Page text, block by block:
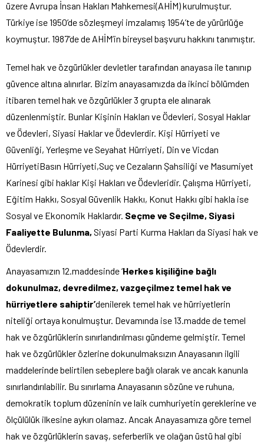
üzere Avrupa İnsan Hakları Mahkemesi(AHİM) kurulmuştur.
Türkiye ise 1950’de sözleşmeyi imzalamış 1954’te de yürürlüğe
koymuştur. 1987’de de AHİM’in bireysel başvuru hakkını tanımıştır.
Temel hak ve özgürlükler devletler tarafından anayasa ile tanınıp
güvence altına alınırlar. Bizim anayasamızda da ikinci bölümden
itibaren temel hak ve özgürlükler 3 grupta ele alınarak
düzenlenmiştir. Bunlar Kişinin Hakları ve Ödevleri, Sosyal Haklar
ve Ödevleri, Siyasi Haklar ve Ödevlerdir. Kişi Hürriyeti ve
Güvenliği, Yerleşme ve Seyahat Hürriyeti, Din ve Vicdan
HürriyetiBasın Hürriyeti,Suç ve Cezaların Şahsiliği ve Masumiyet
Karinesi gibi haklar Kişi Hakları ve Ödevleridir. Çalışma Hürriyeti,
Eğitim Hakkı, Sosyal Güvenlik Hakkı, Konut Hakkı gibi hakla ise
Sosyal ve Ekonomik Haklardır. Seçme ve Seçilme, Siyasi
Faaliyette Bulunma, Siyasi Parti Kurma Hakları da Siyasi hak ve
Ödevlerdir.
Anayasamızın 12.maddesinde ‘Herkes kişiliğine bağlı
dokunulmaz, devredilmez, vazgeçilmez temel hak ve
hürriyetlere sahiptir’denilerek temel hak ve hürriyetlerin
niteliği ortaya konulmuştur. Devamında ise 13.madde de temel
hak ve özgürlüklerin sınırlandırılması gündeme gelmiştir. Temel
hak ve özgürlükler özlerine dokunulmaksızın Anayasanın ilgili
maddelerinde belirtilen sebeplere bağlı olarak ve ancak kanunla
sınırlandırılabilir. Bu sınırlama Anayasanın sözüne ve ruhuna,
demokratik toplum düzeninin ve laik cumhuriyetin gereklerine ve
ölçülülük ilkesine aykırı olamaz. Ancak Anayasamıza göre temel
hak ve özgürlüklerin savaş, seferberlik ve olağan üstü hal gibi